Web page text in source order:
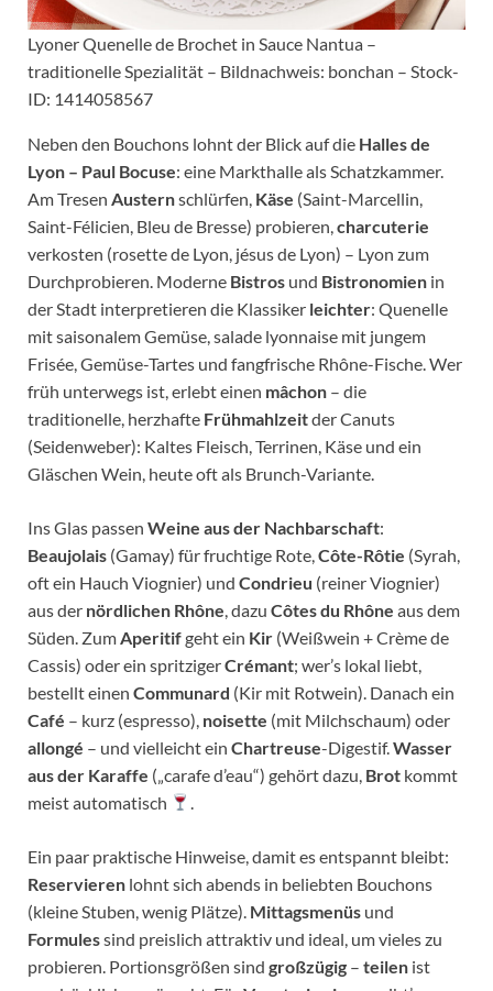
Lyoner Quenelle de Brochet in Sauce Nantua –
traditionelle Spezialität – Bildnachweis: bonchan – Stock-
ID: 1414058567
Neben den Bouchons lohnt der Blick auf die Halles de
Lyon – Paul Bocuse: eine Markthalle als Schatzkammer.
Am Tresen Austernschlürfen, Käse (Saint-Marcellin,
Saint-Félicien, Bleu de Bresse) probieren, charcuterie
verkosten (rosette de Lyon, jésus de Lyon) – Lyon zum
Durchprobieren. Moderne Bistros und Bistronomien in
der Stadt interpretieren die Klassiker leichter: Quenelle
mit saisonalem Gemüse, salade lyonnaise mit jungem
Frisée, Gemüse-Tartes und fangfrische Rhône-Fische. Wer
früh unterwegs ist, erlebt einen mâchon – die
traditionelle, herzhafte Frühmahlzeitder Canuts
(Seidenweber): Kaltes Fleisch, Terrinen, Käse und ein
Gläschen Wein, heute oft als Brunch-Variante.
Ins Glas passen Weine aus der Nachbarschaft:
Beaujolais (Gamay) für fruchtige Rote, Côte-Rôtie (Syrah,
oft ein Hauch Viognier) und Condrieu (reiner Viognier)
aus der nördlichen Rhône , dazu Côtes du Rhône aus dem
Süden. Zum Aperitifgeht ein Kir (Weißwein + Crème de
Cassis) oder ein spritzigerCrémant; wer’s lokal liebt,
bestellt einen Communard (Kir mit Rotwein). Danach ein
Café – kurz (espresso), noisette (mit Milchschaum) oder
allongé – und vielleicht ein Chartreuse-Digestif. Wasser
aus der Karaffe („carafe d’eau“) gehört dazu, Brot kommt
meist automatisch
Ein paar praktische Hinweise, damit es entspannt bleibt:
Reservieren lohnt sich abends in beliebten Bouchons
(kleine Stuben, wenig Plätze). Mittagsmenüs und
Formulessind preislich attraktiv und ideal, um vieles zu
probieren. Portionsgrößen sind großzügig – teilen ist